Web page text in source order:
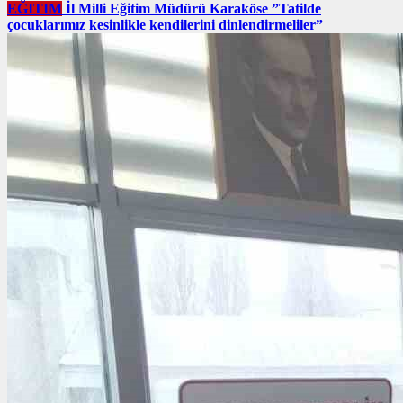
EĞITIM İl Milli Eğitim Müdürü Karaköse ”Tatilde
çocuklarımız kesinlikle kendilerini dinlendirmeliler”